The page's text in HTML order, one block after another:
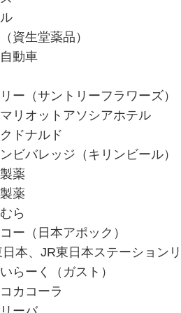
資生堂薬品）
動車
ー（サントリーフラワーズ）
リオットアソシアホテル
ドナルド
ビバレッジ（キリンビール）
薬
薬
ら
ー（日本アポック）
本、JR東日本ステーション
らーく（ガスト）
カコーラ